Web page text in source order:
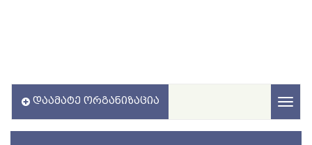
ᲓᲐᲐᲛᲐᲢᲔ ᲝᲠᲒᲐᲜᲘᲖᲐᲪᲘᲐ